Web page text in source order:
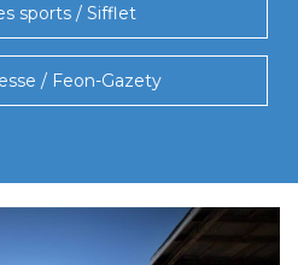
sports / Sifflet
/ Feon-Gazety